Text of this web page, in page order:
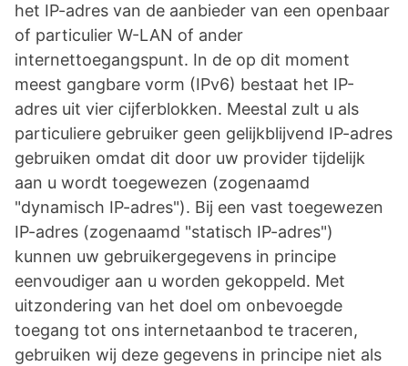
het IP-adres van de aanbieder van een openbaar
of particulier W-LAN of ander
internettoegangspunt. In de op dit moment
meest gangbare vorm (IPv6) bestaat het IP-
adres uit vier cijferblokken. Meestal zult u als
particuliere gebruiker geen gelijkblijvend IP-adres
gebruiken omdat dit door uw provider tijdelijk
aan u wordt toegewezen (zogenaamd
"dynamisch IP-adres"). Bij een vast toegewezen
IP-adres (zogenaamd "statisch IP-adres")
kunnen uw gebruikergegevens in principe
eenvoudiger aan u worden gekoppeld. Met
uitzondering van het doel om onbevoegde
toegang tot ons internetaanbod te traceren,
gebruiken wij deze gegevens in principe niet als